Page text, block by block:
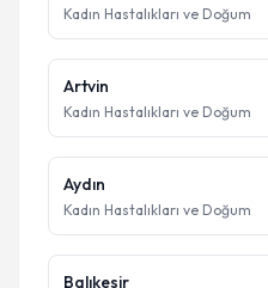
Kadın Hastalıkları ve Doğum
Artvin
Kadın Hastalıkları ve Doğum
Aydın
Kadın Hastalıkları ve Doğum
Balıkesir